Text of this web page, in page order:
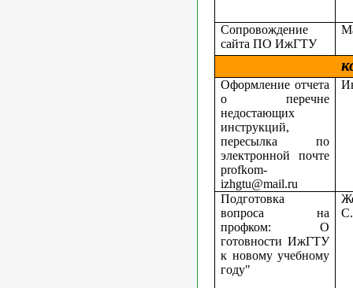
Сопровождение
сайта ПО ИжГТУ
Оформление отчета
о перечне
недостающих
инструкций,
пересылка по
электронной почте
profkom-
izhgtu@mail.ru
Подготовка
вопроса на
профком: О
готовности ИжГТУ
к новому учебному
году"